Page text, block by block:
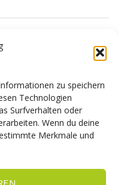
zu speichern
Technologien
Surfverhalten oder
Wenn du deine
Merkmale und